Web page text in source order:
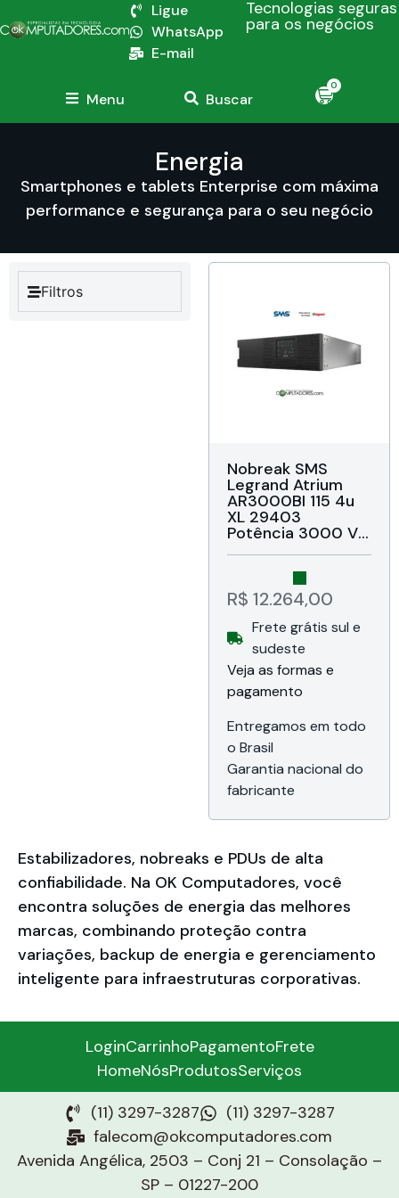
Ligue
WhatsApp
E-mail
Tecnologias seguras
para os negócios
Menu Buscar
0
Energia
Smartphones e tablets Enterprise com máxima
performance e segurança para o seu negócio
Filtros
Nobreak SMS
Legrand Atrium
AR3000BI 115 4u
XL 29403
Potência 3000 VA,
Topologia Nobreak
senoidal, Forma de
onda Senoidal
pura, Bivolt
automático e
saída 115, Conexão
de saída 8
tomadas NBR
14136, Garantia de
do Brasil (1 ano + 1
ano mediante
cadastro)
R$ 12.264,00
Frete grátis sul e
sudeste
Veja as formas e
pagamento
Entregamos em todo
o Brasil
Garantia nacional do
fabricante
Estabilizadores, nobreaks e PDUs de alta
confiabilidade. Na OK Computadores, você
encontra soluções de energia das melhores
marcas, combinando proteção contra
variações, backup de energia e gerenciamento
inteligente para infraestruturas corporativas.
LoginCarrinhoPagamentoFrete
HomeNósProdutosServiços
(11) 3297-3287
(11) 3297-3287
falecom@okcomputadores.com
Avenida Angélica, 2503 – Conj 21 – Consolação –
SP – 01227-200